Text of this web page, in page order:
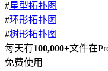
#星型拓扑图
#环形拓扑图
#树形拓扑图
每天有100,000+文件在
免费使用